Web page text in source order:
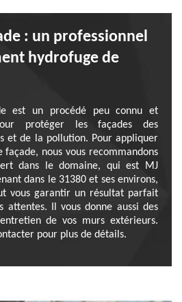
: un professionnel
hydrofuge de
est un procédé peu connu et
protéger les façades des
et de la pollution. Pour appliquer
nous vous recommandons
dans le domaine, qui est MJ
dans le 31380 et ses environs,
vous garantir un résultat parfait
Il vous donne aussi des
de vos murs extérieurs.
pour plus de détails.